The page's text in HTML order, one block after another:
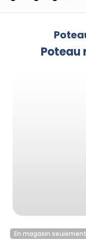
Poteau
En magasin seulement